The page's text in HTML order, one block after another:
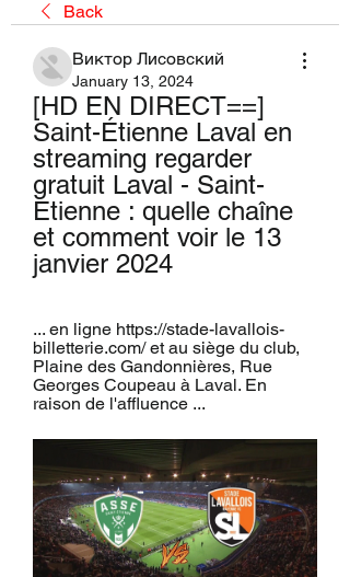
Back
Виктор Лисовский
January 13, 2024
[HD EN DIRECT==]
Saint-Étienne Laval en
streaming regarder
gratuit Laval - Saint-
Etienne : quelle chaîne
et comment voir le 13
janvier 2024
... en ligne https://stade-lavallois-
billetterie.com/ et au siège du club,
Plaine des Gandonnières, Rue
Georges Coupeau à Laval. En
raison de l'affluence ...